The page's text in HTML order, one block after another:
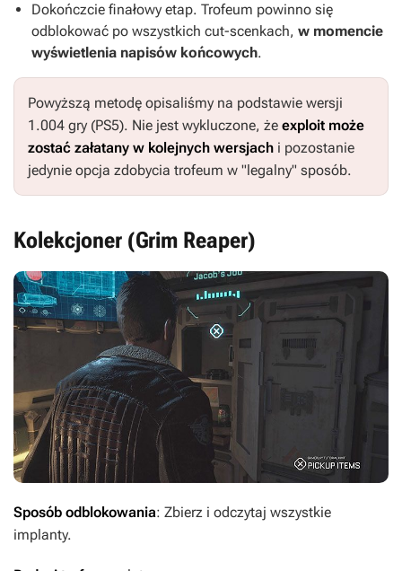
Dokończcie finałowy etap. Trofeum powinno się
odblokować po wszystkich cut-scenkach, w momencie
wyświetlenia napisów końcowych.
Powyższą metodę opisaliśmy na podstawie wersji
1.004 gry (PS5). Nie jest wykluczone, że exploit może
zostać załatany w kolejnych wersjach i pozostanie
jedynie opcja zdobycia trofeum w "legalny" sposób.
Kolekcjoner (Grim Reaper)
Sposób odblokowania: Zbierz i odczytaj wszystkie
implanty.